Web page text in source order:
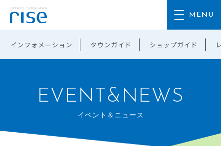
インフォメーション タウンガイド ショップガイド
EVENT&NEWS
イベント＆ニュース